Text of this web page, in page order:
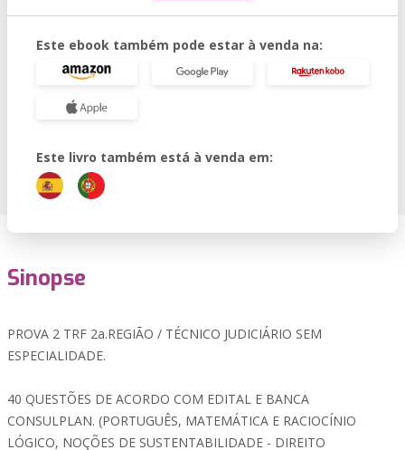
Este ebook também pode estar à venda na:
Este livro também está à venda em:
Sinopse
PROVA 2 TRF 2a.REGIÃO / TÉCNICO JUDICIÁRIO SEM
ESPECIALIDADE.
40 QUESTÕES DE ACORDO COM EDITAL E BANCA
CONSULPLAN. (PORTUGUÊS, MATEMÁTICA E RACIOCÍNIO
LÓGICO, NOÇÕES DE SUSTENTABILIDADE - DIREITO